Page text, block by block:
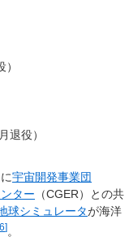
退役）
宇宙開発事業団
ター （CGER）との共
球シミュレータが海洋
6] 。